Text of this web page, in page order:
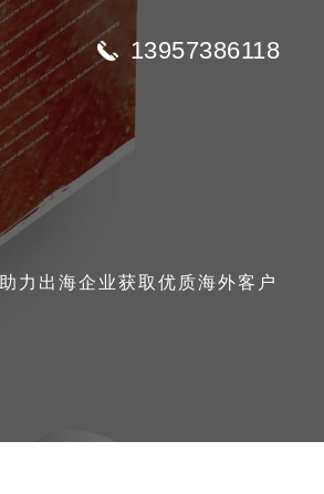
13957386118
力出海企业获取优质海外客户